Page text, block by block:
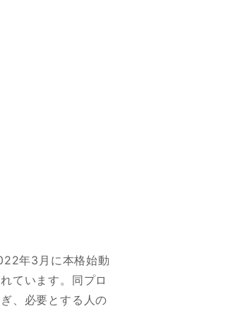
年3月に本格始動
ています。同プロ
、必要とする人の